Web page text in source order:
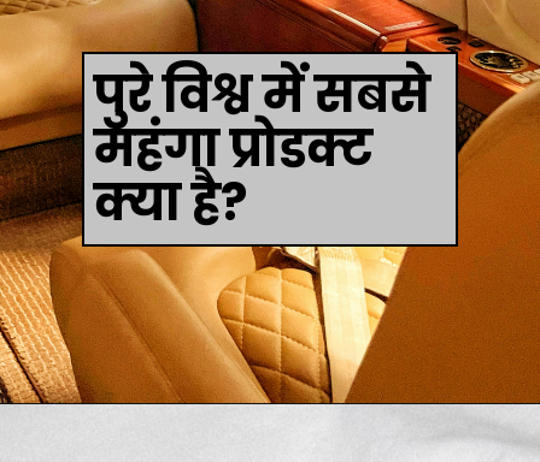
पुरे विश्व में सबसे
महंगा प्रोडक्ट
क्या है?